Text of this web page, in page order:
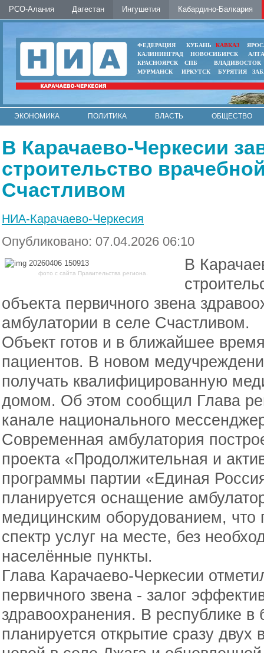
РСО-Алания Дагестан Ингушетия Кабардино-Балкария
ФЕДЕРАЦИЯ КУБАНЬ КАВКАЗ
КАЛИНИНГРАД
НОВОСИБИРСК
КРАСНОЯРСК
СПБ
ВЛАДИВОСТОК
МУРМАНСК
ИРКУТСК БУРЯТИЯ
ЭКОНОМИКА ПОЛИТИКА ВЛАСТЬ
ОБЩЕСТВО
В Карачаево-Черкесии
строительство
Счастливом
НИА-Карачаево-Черкесия
Опубликовано: 07.04.2026 06:10
фото с сайта Правительства региона.
В
объекта первичного звена
амбулатории в селе Счастливом.
Объект готов и в ближайшее
пациентов. В новом
получать квалифицированную
домом. Об этом сообщил Глава
канале национального
Современная амбулатория
проекта «Продолжительная и
программы партии «Единая
планируется оснащение
медицинским оборудованием, что
спектр услуг на месте, без
населённые пункты.
Глава Карачаево-Черкесии
первичного звена - залог
здравоохранения. В республике
планируется открытие сразу